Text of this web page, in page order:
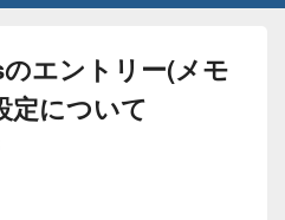
エントリー(メモ
定について